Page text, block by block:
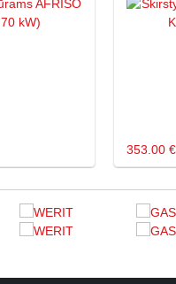
353.00 €